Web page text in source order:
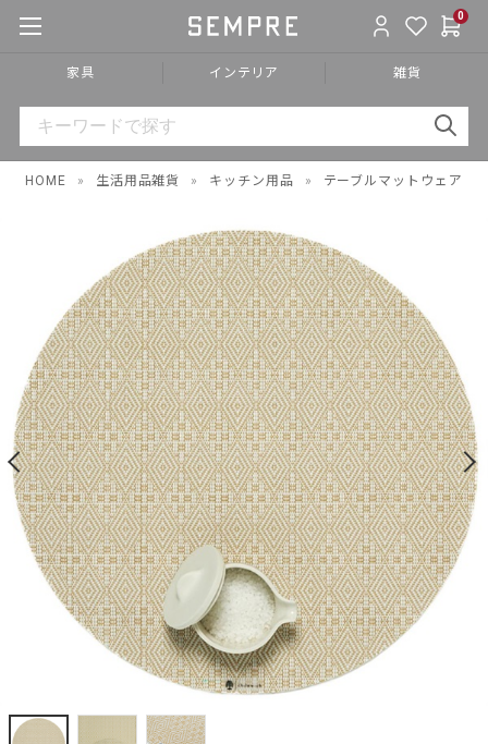
0
家具 インテリア 雑貨
HOME » 生活用品雑貨 » キッチン用品 » テーブルマットウェア